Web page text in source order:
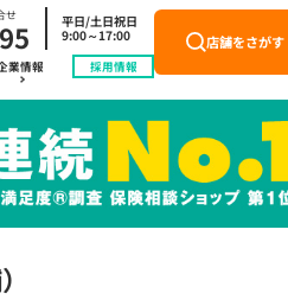
せ
平日/土日祝日
9:00～17:00
業情報 採用情報
店舗をさがす